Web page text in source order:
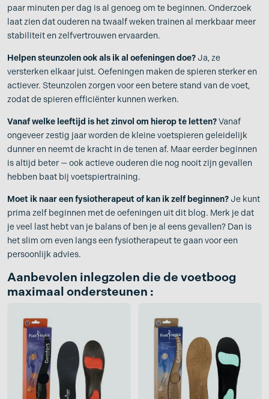
paar minuten per dag is al genoeg om te beginnen. Onderzoek
laat zien dat ouderen na twaalf weken trainen al merkbaar meer
stabiliteit en zelfvertrouwen ervaarden.
Helpen steunzolen ook als ik al oefeningen doe? Ja, ze
versterken elkaar juist. Oefeningen maken de spieren sterker en
actiever. Steunzolen zorgen voor een betere stand van de voet,
zodat de spieren efficiënter kunnen werken.
Vanaf welke leeftijd is het zinvol om hierop te letten?Vanaf
ongeveer zestig jaar worden de kleine voetspieren geleidelijk
dunner en neemt de kracht in de tenen af. Maar eerder beginnen
is altijd beter — ook actieve ouderen die nog nooit zijn gevallen
hebben baat bij voetspiertraining.
Moet ik naar een fysiotherapeut of kan ik zelf beginnen? Je kunt
prima zelf beginnen met de oefeningen uit dit blog. Merk je dat
je veel last hebt van je balans of ben je al eens gevallen? Dan is
het slim om even langs een fysiotherapeut te gaan voor een
persoonlijk advies.
Aanbevolen inlegzolen die de voetboog
maximaal ondersteunen :